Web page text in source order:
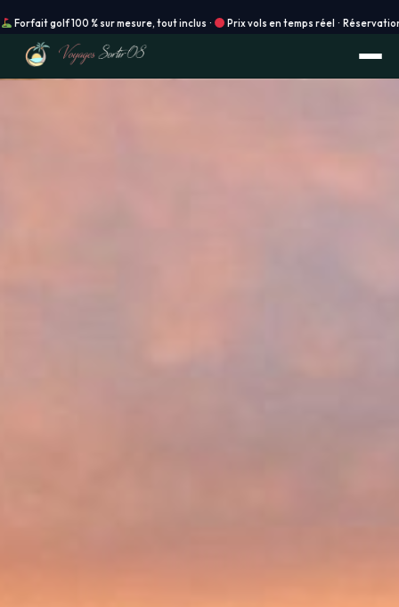
100 % sur mesure, tout inclus · Prix vols en temps réel · Réservation